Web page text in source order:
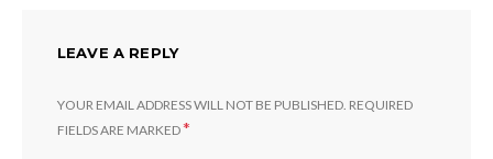
LEAVE A REPLY
YOUR EMAIL ADDRESS WILL NOT BE PUBLISHED. REQUIRED
FIELDS ARE MARKED*